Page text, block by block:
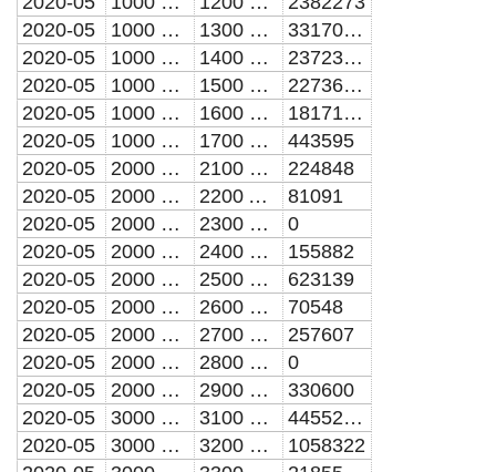
2020-05
1000 SERVICIOS PERSONALES 1300 REMUNERACIONES ADICIONALES Y ESPECIALES
33170774
2020-05
1000 SERVICIOS PERSONALES 1400 SEGURIDAD SOCIAL
23723111
2020-05
1000 SERVICIOS PERSONALES 1500 OTRAS PRESTACIONES SOCIALES Y ECONOMICAS
22736784
2020-05
1000 SERVICIOS PERSONALES 1600 PREVISIONES
18171853
2020-05
1000 SERVICIOS PERSONALES 1700 PAGO DE ESTIMULOS A SERVIDORES PUBLICOS
443595
2020-05
2000 MATERIALES Y SUMINISTROS 2100 MATERIALES DE ADMINISTRACION, EMISION DE DOCUMENTOS Y ARTICULOS OFICIALES
224848
2020-05
2000 MATERIALES Y SUMINISTROS 2200 ALIMENTOS Y UTENSILIOS
81091
2020-05
2000 MATERIALES Y SUMINISTROS 2300 MATERIAS PRIMAS Y MATERIALES DE PRODUCCION Y COMERCIALIZACION
0
2020-05
2000 MATERIALES Y SUMINISTROS 2400 MATERIALES Y ARTICULOS DE CONSTRUCCION Y DE REPARACION
155882
2020-05
2000 MATERIALES Y SUMINISTROS 2500 PRODUCTOS QUIMICOS, FARMACEUTICOS Y DE LABORATORIO
623139
2020-05
2000 MATERIALES Y SUMINISTROS 2600 COMBUSTIBLES, LUBRICANTES Y ADITIVOS
70548
2020-05
2000 MATERIALES Y SUMINISTROS 2700 VESTUARIO, BLANCOS, PRENDAS DE PROTECCION Y ARTICULOS DEPORTIVOS
257607
2020-05
2000 MATERIALES Y SUMINISTROS 2800 MATERIALES Y SUMINISTROS PARA SEGURIDAD
0
2020-05
2000 MATERIALES Y SUMINISTROS 2900 HERRAMIENTAS, REFACCIONES Y ACCESORIOS MENORES
330600
2020-05
3000 SERVICIOS GENERALES 3100 SERVICIOS BASICOS
44552201
2020-05
3000 SERVICIOS GENERALES 3200 SERVICIOS DE ARRENDAMIENTO
1058322